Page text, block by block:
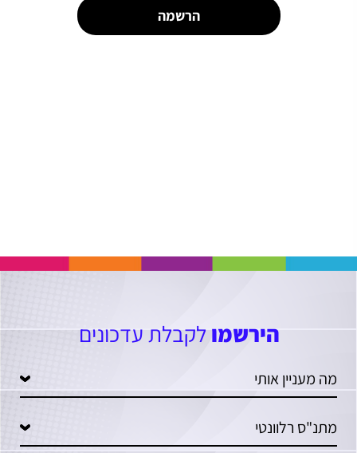
הרשמה
הירשמולקבלת עדכונים